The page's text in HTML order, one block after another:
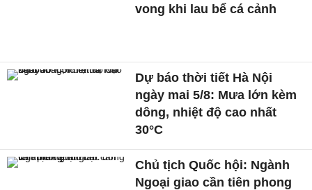
vong khi lau bể cá cảnh
Dự báo thời tiết Hà Nội
ngày mai 5/8: Mưa lớn kèm
dông, nhiệt độ cao nhất
30°C
Chủ tịch Quốc hội: Ngành
Ngoại giao cần tiên phong